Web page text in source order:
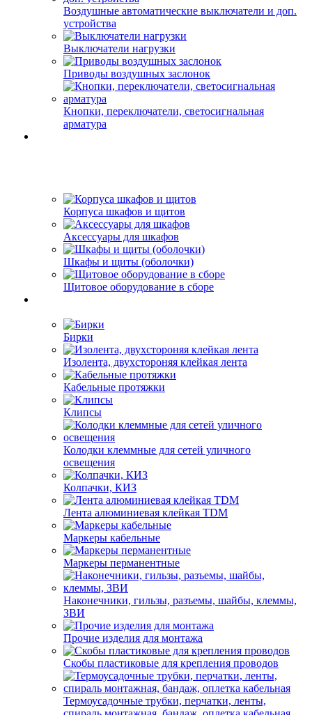
Воздушные автоматические выключатели и доп.
устройства
Выключатели нагрузки
Приводы воздушных заслонок
Кнопки, переключатели, светосигнальная
арматура
Корпуса шкафов и щитов
Аксессуары для шкафов
Шкафы и щиты (оболочки)
Щитовое оборудование в сборе
Бирки
Изолента, двухстороняя клейкая лента
Кабельные протяжки
Клипсы
Колодки клеммные для сетей уличного
освещения
Колпачки, КИЗ
Лента алюминиевая клейкая TDM
Маркеры кабельные
Маркеры перманентные
Наконечники, гильзы, разъемы, шайбы, клеммы,
ЗВИ
Прочие изделия для монтажа
Скобы пластиковые для крепления проводов
Термоусадочные трубки, перчатки, ленты,